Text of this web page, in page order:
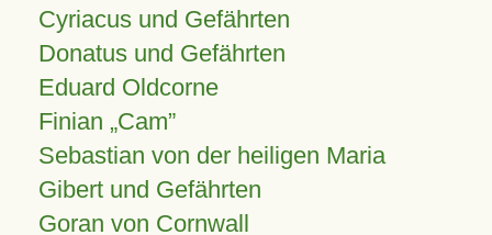
Cyriacus und Gefährten
Donatus und Gefährten
Eduard Oldcorne
Finian Cam
Sebastian von der heiligen Maria
Gibert und Gefährten
Goran von Cornwall